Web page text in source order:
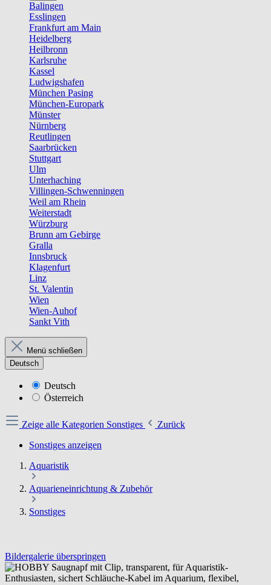
Balingen
Esslingen
Frankfurt am Main
Heidelberg
Heilbronn
Karlsruhe
Kassel
Ludwigshafen
München Pasing
München-Europark
Münster
Nürnberg
Reutlingen
Saarbrücken
Stuttgart
Ulm
Unterhaching
Villingen-Schwenningen
Weil am Rhein
Weiterstadt
Würzburg
Brunn am Gebirge
Gralla
Innsbruck
Klagenfurt
Linz
St. Valentin
Wien
Wien-Auhof
Sankt Vith
Menü schließen
Deutsch
Deutsch
Österreich
Zeige alle Kategorien Sonstiges
Zurück
Sonstiges anzeigen
Aquaristik
Aquarieneinrichtung & Zubehör
Sonstiges
Bildergalerie überspringen